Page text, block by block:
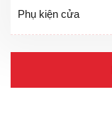
Phụ kiện cửa